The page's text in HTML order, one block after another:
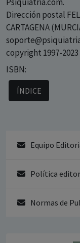
Dirección postal
CARTAGENA
copyright 1997-
ISBN:
ÍNDICE
Equipo
Política
Normas de